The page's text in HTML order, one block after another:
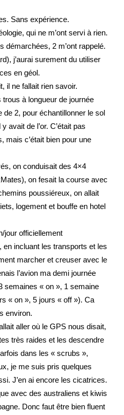
Sans expérience.
qui ne m’ont servi à rien.
démarchées, 2 m’ont rappelé.
j’aurai surement du utiliser
en géol.
il ne fallait rien savoir.
trous à longueur de journée
de 2, pour échantillonner le sol
avait de l’or. C’était pas
mais c’était bien pour une
on conduisait des 4×4
on fesait la course avec
poussiéreux, on allait
logement et bouffe en hotel
jour officiellement
en incluant les transports et les
marcher et creuser avec le
l’avion ma demi journée
semaines « on », 1 semaine
« on », 5 jours « off »). Ca
environ.
aller où le GPS nous disait,
très raides et les descendre
dans les « scrubs »,
je me suis pris quelques
J’en ai encore les cicatrices.
avec des australiens et kiwis
Donc faut être bien fluent